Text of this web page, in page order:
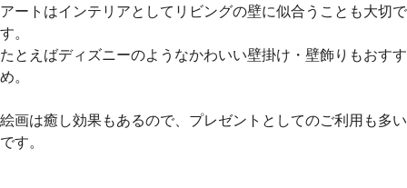
アートはインテリアとしてリビングの壁に似合うことも大切で
す。
たとえばディズニーのようなかわいい壁掛け・壁飾りもおすす
め。
絵画は癒し効果もあるので、プレゼントとしてのご利用も多い
です。